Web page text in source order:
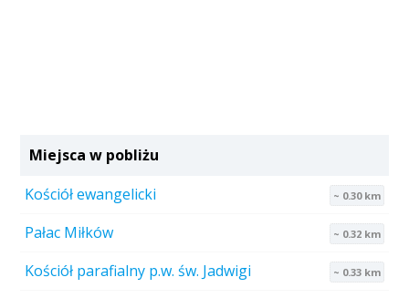
Miejsca w pobliżu
Kościół ewangelicki
~ 0.30 km
Pałac Miłków ~ 0.32 km
Kościół parafialny p.w. św. Jadwigi ~ 0.33 km